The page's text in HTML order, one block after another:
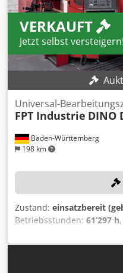
VERKAUFT
Jetzt selbst versteigern!
Baden-Württemberg
198 km
Universal-
FPT Industrie DINO
Zustand: einsatzbereit
Betriebsstunden: 61’297 h
,
Verfahrweg Y-Achse: